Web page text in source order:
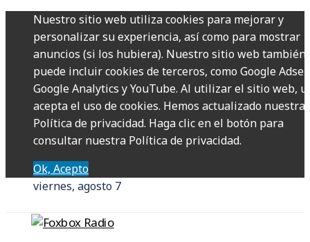
Nuestro sitio web utiliza cookies para mejorar y
personalizar su experiencia, así como para mostrar
anuncios (si los hubiera). Nuestro sitio web también
puede incluir cookies de terceros, como Google
Google Analytics y YouTube. Al utilizar el sitio web,
acepta el uso de cookies. Hemos actualizado nuestra
Política de privacidad. Haga clic en el botón para
consultar nuestra Política de privacidad.
Ok, Acepto
viernes, agosto 7